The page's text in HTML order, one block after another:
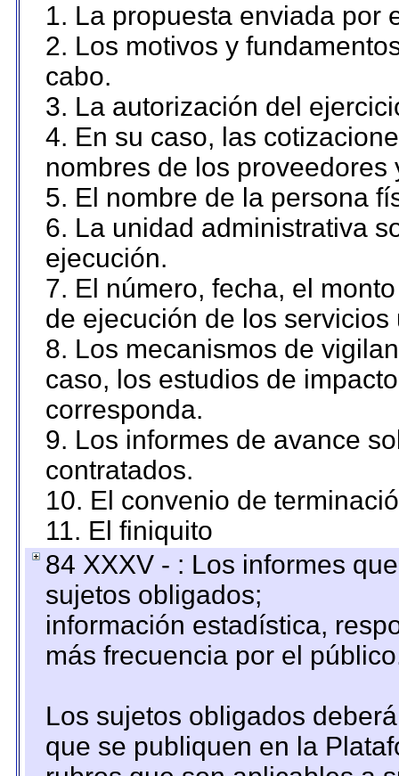
1. La propuesta enviada por
2. Los motivos y
cabo.
3. La autorización del
4. En su caso, las
nombres de los proveedores
5. El nombre de la persona
6. La unidad administrativa
ejecución.
7. El número, fecha, el
de ejecución de los servicios
8. Los mecanismos de
caso, los estudios de
corresponda.
9. Los informes de avance
contratados.
10. El convenio de
11. El finiquito
84 XXXV - : Los informes
sujetos obligados;
información estadística,
más frecuencia por el
Los sujetos obligados
que se publiquen en la